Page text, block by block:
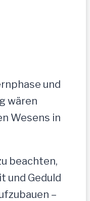
und
wären
Wesens in
beachten,
und Geduld
–